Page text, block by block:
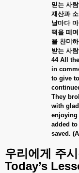
믿는 사람
재산과
날마다
떡을 떼며
을 찬미하
받는 사
44 All
in
to give
They
with
enjoying
added
saved.
우리에게 주
Today’s